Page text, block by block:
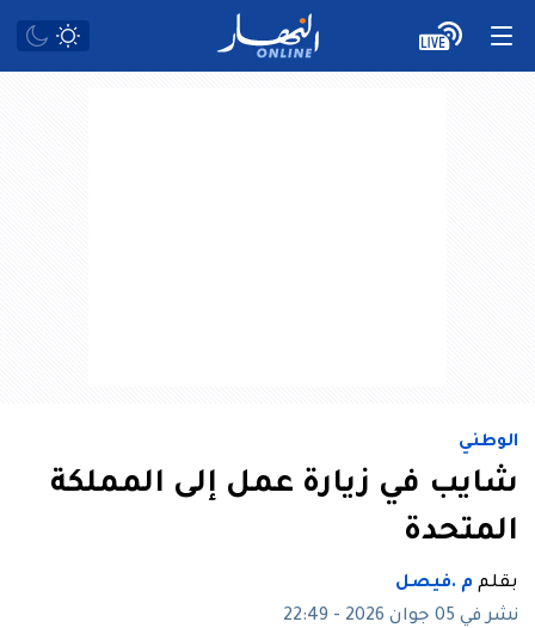
الوطني
شايب في زيارة عمل إلى المملكة
المتحدة
بقلم م .فيصل
نشر في 05 جوان 2026 - 22:49